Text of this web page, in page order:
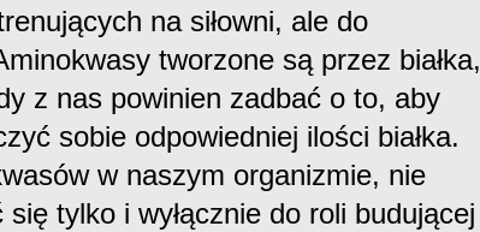
na siłowni, ale do
tworzone są przez białka,
z nas powinien zadbać o to, aby
sobie odpowiedniej ilości białka.
w naszym organizmie, nie
tylko i wyłącznie do roli budującej